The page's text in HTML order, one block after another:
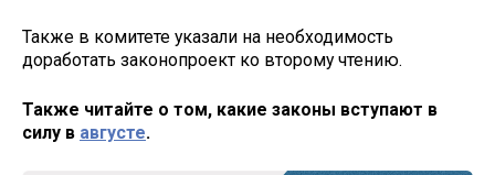
Также в комитете указали на необходимость
доработать законопроект ко второму чтению.
Также читайте о том, какие законы вступают в
силу в августе.